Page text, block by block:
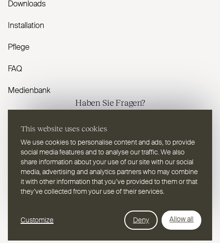
This website uses cookies
We use cookies to personalise content and ads, to provide
social media features and to analyse our traffic. We also
share information about your use of our site with our social
media, advertising and analytics partners who may combine
it with other information that you’ve provided to them or that
they’ve collected from your use of their services.
Customize Deny Allow all
Downloads
Installation
Pflege
FAQ
Medienbank
Haben Sie Fragen?
Kontaktieren Sie uns
Datenschutzbestimmungen
Wählen Sie eine Sprache
DE